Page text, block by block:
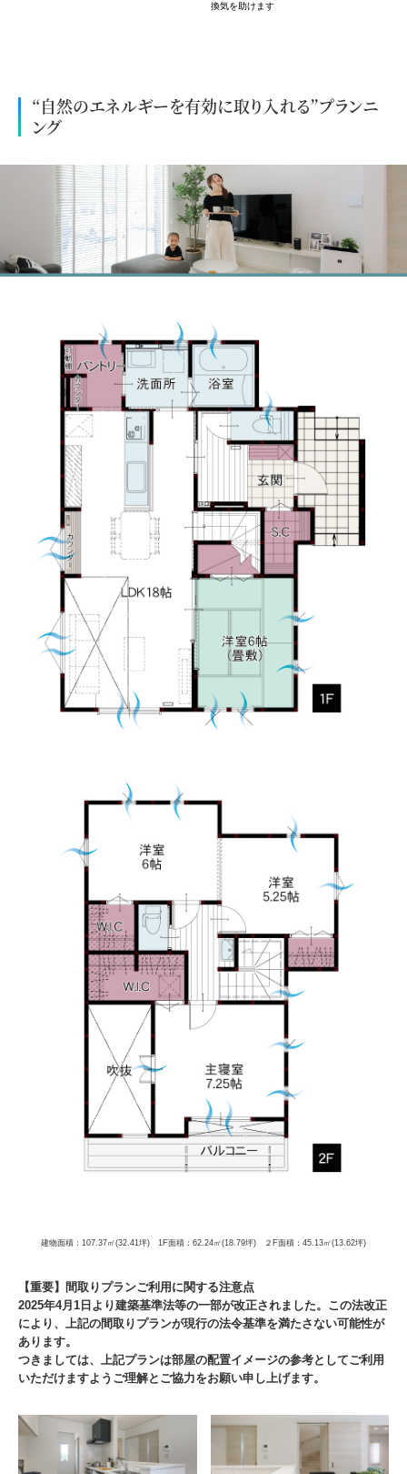
換気を助けます
“自然のエネルギーを有効に取り入れる”プランニ
ング
建物面積：107.37㎡(32.41坪) 1F面積：62.24㎡(18.79坪) ２F面積：45.13㎡(13.62坪)
【重要】間取りプランご利用に関する注意点
2025年4月1日より建築基準法等の一部が改正されました。この法改正
により、上記の間取りプランが現行の法令基準を満たさない可能性が
あります。
つきましては、上記プランは部屋の配置イメージの参考としてご利用
いただけますようご理解とご協力をお願い申し上げます。